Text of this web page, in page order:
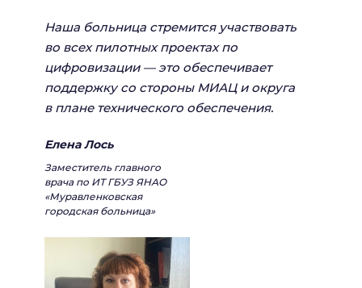
Наша больница стремится участвовать
во всех пилотных проектах по
цифровизации — это обеспечивает
поддержку со стороны МИАЦ и округа
в плане технического обеспечения.
Елена Лось
Заместитель главного
врача по ИТ ГБУЗ ЯНАО
«Муравленковская
городская больница»